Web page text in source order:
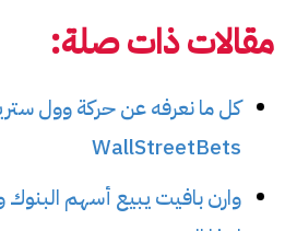
مقالات ذات صلة:
كل ما نعرفه عن حركة وول
WallStreetBets
وارن بافيت يبيع أسهم